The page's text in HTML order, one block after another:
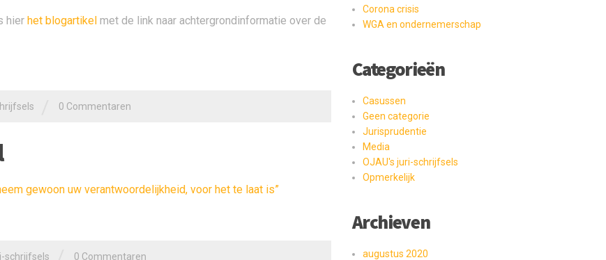
hier het blogartikel met de link naar achtergrondinformatie over de
0 Commentaren
gewoon uw verantwoordelijkheid, voor het te laat is”
schrijfsels 0 Commentaren
Corona crisis
WGA en ondernemerschap
Categorieën
Casussen
Geen categorie
Jurisprudentie
Media
OJAU's juri-schrijfsels
Opmerkelijk
Archieven
augustus 2020